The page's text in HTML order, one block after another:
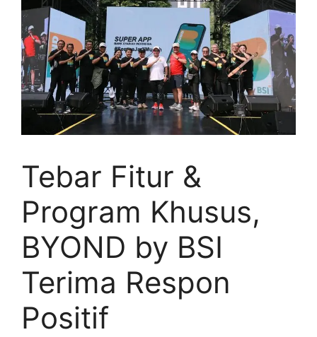
Tebar Fitur &
Program Khusus,
BYOND by BSI
Terima Respon
Positif